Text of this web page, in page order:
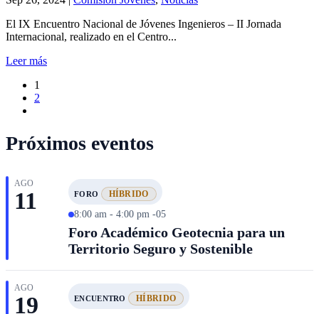
El IX Encuentro Nacional de Jóvenes Ingenieros – II Jornada
Internacional, realizado en el Centro...
Leer más
1
2
Próximos eventos
AGO
11 FORO HÍBRIDO
8:00 am - 4:00 pm -05
Foro Académico Geotecnia para un
Territorio Seguro y Sostenible
AGO
19 ENCUENTRO HÍBRIDO